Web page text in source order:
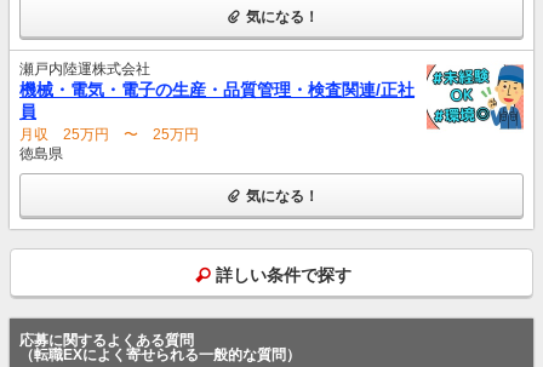
気になる！
瀬戸内陸運株式会社
機械・電気・電子の生産・品質管理・検査関連/正社
員
月収 25万円 〜 25万円
徳島県
気になる！
詳しい条件で探す
応募に関するよくある質問
（転職EXによく寄せられる一般的な質問）